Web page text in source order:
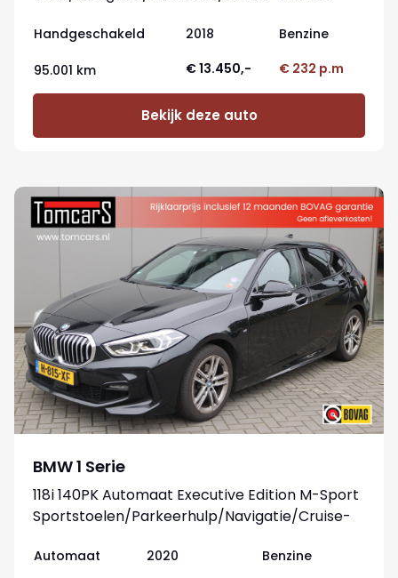
Handgeschakeld 2018 Benzine
95.001 km € 13.450,- € 232 p.m
Bekijk deze auto
BMW 1 Serie
118i 140PK Automaat Executive Edition M-Sport
Sportstoelen/Parkeerhulp/Navigatie/Cruise-
Automaat 2020 Benzine